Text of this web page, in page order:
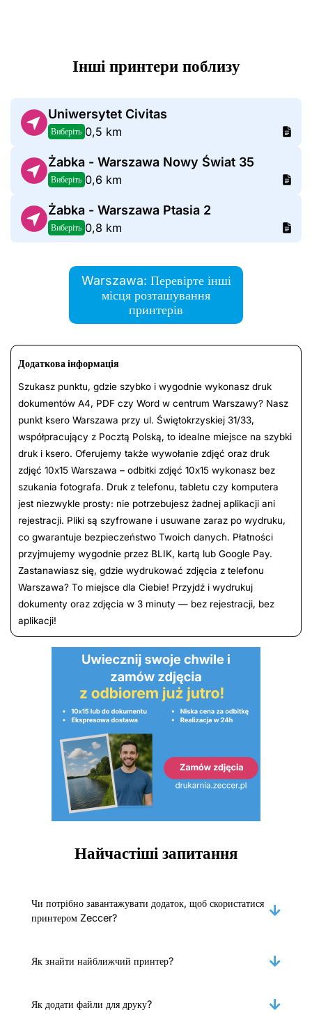
Інші принтери поблизу
Uniwersytet Civitas
Виберіть 0,5 km
Żabka - Warszawa Nowy Świat 35
Виберіть 0,6 km
Żabka - Warszawa Ptasia 2
Виберіть 0,8 km
Warszawa: Перевірте інші
місця розташування
принтерів
Додаткова інформація
Szukasz punktu, gdzie szybko i wygodnie wykonasz druk
dokumentów A4, PDF czy Word w centrum Warszawy? Nasz
punkt ksero Warszawa przy ul. Świętokrzyskiej 31/33,
współpracujący z Pocztą Polską, to idealne miejsce na szybki
druk i ksero. Oferujemy także wywołanie zdjęć oraz druk
zdjęć 10x15 Warszawa – odbitki zdjęć 10x15 wykonasz bez
szukania fotografa. Druk z telefonu, tabletu czy komputera
jest niezwykle prosty: nie potrzebujesz żadnej aplikacji ani
rejestracji. Pliki są szyfrowane i usuwane zaraz po wydruku,
co gwarantuje bezpieczeństwo Twoich danych. Płatności
przyjmujemy wygodnie przez BLIK, kartą lub Google Pay.
Zastanawiasz się, gdzie wydrukować zdjęcia z telefonu
Warszawa? To miejsce dla Ciebie! Przyjdź i wydrukuj
dokumenty oraz zdjęcia w 3 minuty — bez rejestracji, bez
aplikacji!
Найчастіші запитання
Чи потрібно завантажувати додаток, щоб скористатися
принтером Zeccer?
Як знайти найближчий принтер?
Як додати файли для друку?